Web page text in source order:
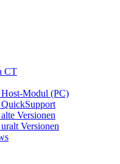
CT
Modul (PC)
Versionen
Versionen